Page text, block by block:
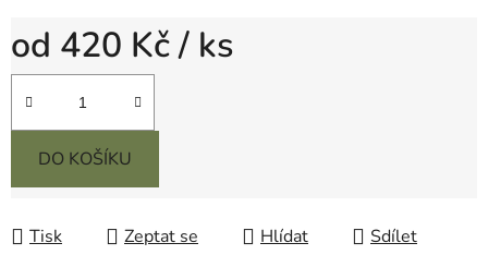
od 420 Kč/ ks
Měrná cena:
DO KOŠÍKU
Tisk Zeptat se Hlídat Sdílet